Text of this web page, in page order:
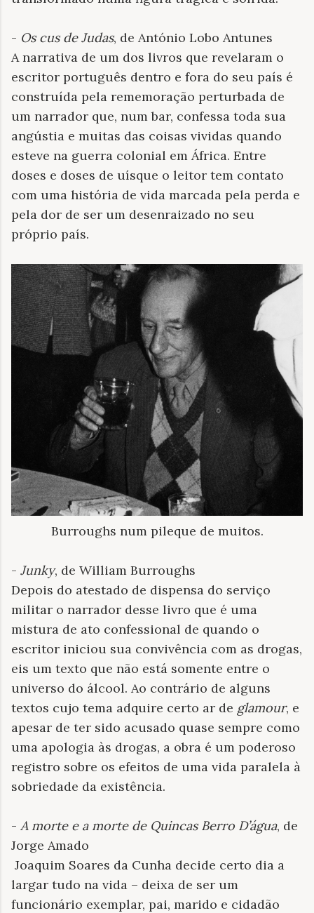
- Os cus de Judas, de António Lobo Antunes
A narrativa de um dos livros que revelaram o
escritor português dentro e fora do seu país é
construída pela rememoração perturbada de
um narrador que, num bar, confessa toda sua
angústia e muitas das coisas vividas quando
esteve na guerra colonial em África. Entre
doses e doses de uísque o leitor tem contato
com uma história de vida marcada pela perda e
pela dor de ser um desenraizado no seu
próprio país.
Burroughs num pileque de muitos.
- Junky, de William Burroughs
Depois do atestado de dispensa do serviço
militar o narrador desse livro que é uma
mistura de ato confessional de quando o
escritor iniciou sua convivência com as drogas,
eis um texto que não está somente entre o
universo do álcool. Ao contrário de alguns
textos cujo tema adquire certo ar de glamour, e
apesar de ter sido acusado quase sempre como
uma apologia às drogas, a obra é um poderoso
registro sobre os efeitos de uma vida paralela à
sobriedade da existência.
- A morte e a morte de Quincas Berro D’água, de
Jorge Amado
Joaquim Soares da Cunha decide certo dia a
largar tudo na vida – deixa de ser um
funcionário exemplar, pai, marido e cidadão